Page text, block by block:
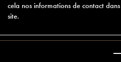
cela nos informations de contact
site.